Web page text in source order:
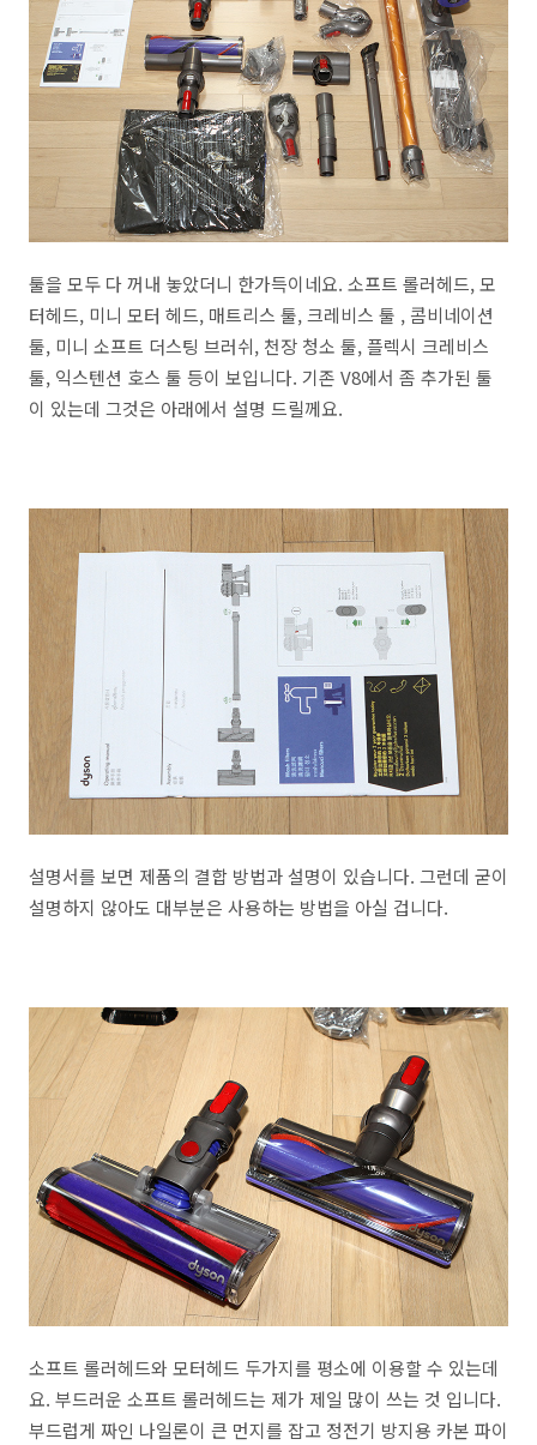
툴을 모두 다 꺼내 놓았더니 한가득이네요. 소프트 롤러헤드, 모
터헤드, 미니 모터 헤드, 매트리스 툴, 크레비스 툴 , 콤비네이션
툴, 미니 소프트 더스팅 브러쉬, 천장 청소 툴, 플렉시 크레비스
툴, 익스텐션 호스 툴 등이 보입니다. 기존 V8에서 좀 추가된 툴
이 있는데 그것은 아래에서 설명 드릴께요.
설명서를 보면 제품의 결합 방법과 설명이 있습니다. 그런데 굳이
설명하지 않아도 대부분은 사용하는 방법을 아실 겁니다.
소프트 롤러헤드와 모터헤드 두가지를 평소에 이용할 수 있는데
요. 부드러운 소프트 롤러헤드는 제가 제일 많이 쓰는 것 입니다.
부드럽게 짜인 나일론이 큰 먼지를 잡고 정전기 방지용 카본 파이